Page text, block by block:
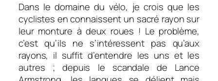
Dans le domaine du vélo, je crois que les
cyclistes en connaissent un sacré rayon sur
leur monture à deux roues ! Le problème,
c’est qu’ils ne s’intéressent pas qu’aux
rayons, il suffit d’entendre les uns et les
autres ; depuis le scandale de Lance